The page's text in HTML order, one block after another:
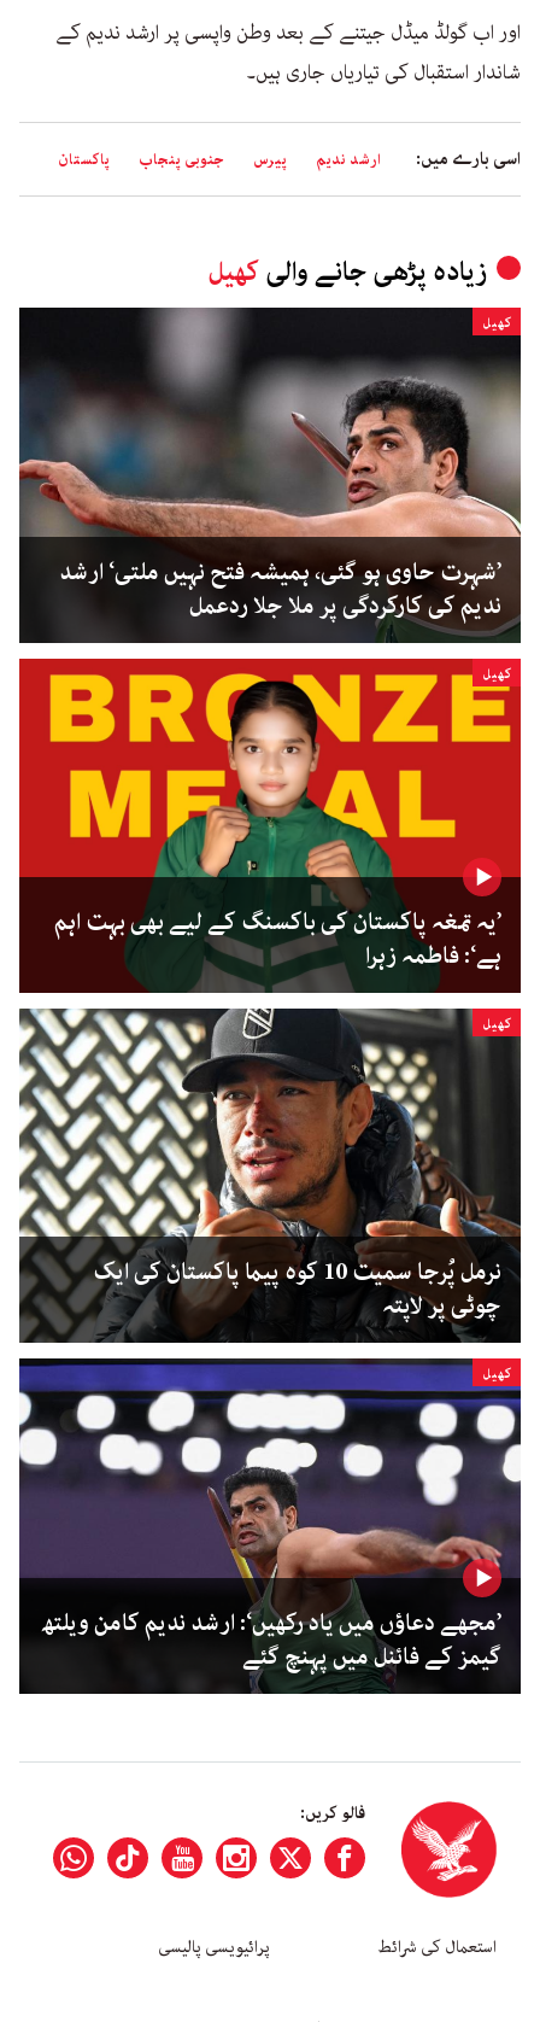
اور اب گولڈ میڈل جیتنے کے بعد وطن واپسی پر ارشد ندیم کے
شاندار استقبال کی تیاریاں جاری ہیں۔
اسی بارے میں: ارشد ندیم پیرس جنوبی پنجاب پاکستان
زیادہ پڑھی جانے والیکھیل
کھیل
’شہرت حاوی ہو گئی، ہمیشہ فتح نہیں ملتی‘ ارشد
ندیم کی کارکردگی پر ملا جلا ردعمل
کھیل
’یہ تمغہ پاکستان کی باکسنگ کے لیے بھی بہت اہم
ہے‘: فاطمہ زہرا
کھیل
نرمل پُرجا سمیت 10 کوہ پیما پاکستان کی ایک
چوٹی پر لاپتہ
کھیل
’مجھے دعاؤں میں یاد رکھیں‘: ارشد ندیم کامن ویلتھ
گیمز کے فائنل میں پہنچ گئے
فالو کریں:
استعمال کی شرائط پرائیویسی پالیسی